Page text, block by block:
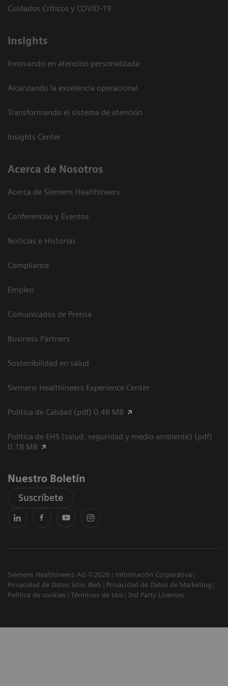
Cuidados Críticos y COVID-19
Insights
Innovando en atención personalizada
Alcanzando la excelencia operacional
Transformando el sistema de atención
Insights Center
Acerca de Nosotros
Acerca de Siemens Healthineers
Conferencias y Eventos
Noticias e Historias
Compliance
Empleo
Comunicados de Prensa
Business Partners
Sostenibilidad en salud
Siemens Healthineers Experience Center
Política de Calidad (pdf) 0.48 MB
Política de EHS (salud, seguridad y medio ambiente) (pdf)
0.18 MB
Nuestro Boletín
Suscríbete
Siemens Healthineers AG ©2026
Información Corporativa
Privacidad de Datos Sitio Web
Privacidad de Datos de Marketing
Política de cookies
Términos de Uso 3rd Party Licenses